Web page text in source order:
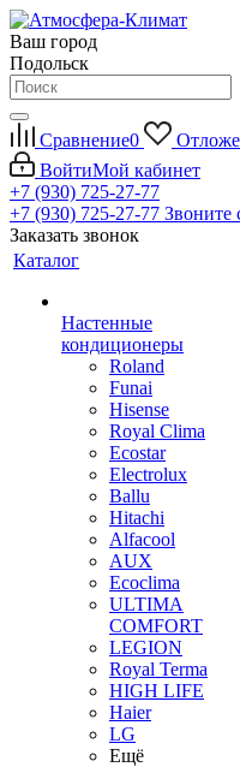
Ваш город
Подольск
Сравнение0
ВойтиМой кабинет
+7 (930) 725-27-77
+7 (930) 725-27-77 Звоните
Заказать звонок
Каталог
Настенные
кондиционеры
Roland
Funai
Hisense
Royal Clima
Ecostar
Electrolux
Ballu
Hitachi
Alfacool
AUX
Ecoclima
ULTIMA
COMFORT
LEGION
Royal Terma
HIGH LIFE
Haier
LG
Ещё